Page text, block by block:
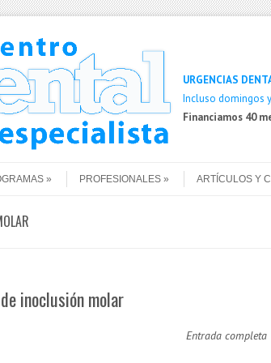
URGENCIAS
Incluso domingos
Financiamos 40
PROFESIONALES ARTÍCULOS Y
inoclusión molar
Entrada